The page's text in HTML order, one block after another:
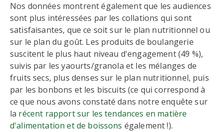
Nos données montrent également que les audiences
sont plus intéressées par les collations qui sont
satisfaisantes, que ce soit sur le plan nutritionnel ou
sur le plan du goût. Les produits de boulangerie
suscitent le plus haut niveau d'engagement (49 %),
suivis par les yaourts/granola et les mélanges de
fruits secs, plus denses sur le plan nutritionnel, puis
par les bonbons et les biscuits (ce qui correspond à
ce que nous avons constaté dans notre enquête sur
la récent rapport sur les tendances en matière
d'alimentation et de boissons également !).